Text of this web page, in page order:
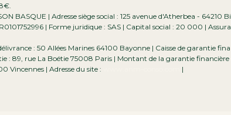
BASQUE | Adresse siège social : 125 avenue d'Atherbea - 64210
| Forme juridique : SAS | Capital social : 20 000 |
: 50 Allées Marines 64100 Bayonne | Caisse de garantie
: 89, rue La Boétie 75008 Paris | Montant de la garantie
Vincennes | Adresse du site :
|